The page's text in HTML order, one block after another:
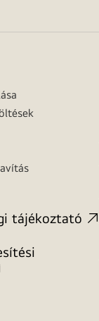
tájékoztató